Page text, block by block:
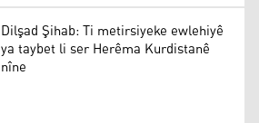
Dilşad Şihab: Ti metirsiyeke ewlehiyê
ya taybet li ser Herêma Kurdistanê
nîne